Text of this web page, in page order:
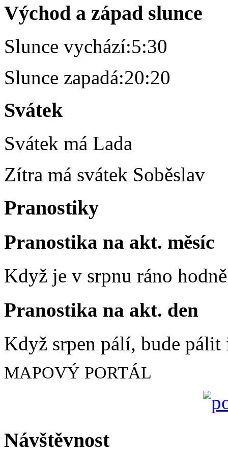
Východ a západ slunce
Slunce vychází:5:30
Slunce zapadá:20:20
Svátek
Svátek má Lada
Zítra má svátek Soběslav
Pranostiky
Pranostika na akt. měsíc
Když je v srpnu ráno
Pranostika na akt. den
Když srpen pálí, bude
MAPOVÝ PORTÁL
Návštěvnost